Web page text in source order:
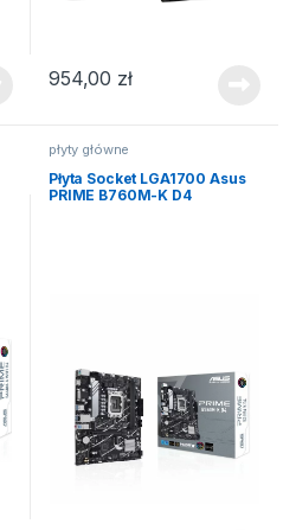
954,00 zł
płyty główne
Płyta Socket LGA1700 Asus
PRIME B760M-K D4